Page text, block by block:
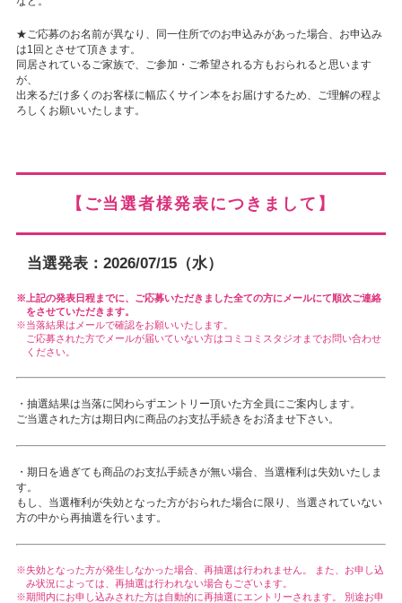
★ご応募のお名前が異なり、同一住所でのお申込みがあった場合、お申込み
は1回とさせて頂きます。
同居されているご家族で、ご参加・ご希望される方もおられると思います
が、
出来るだけ多くのお客様に幅広くサイン本をお届けするため、ご理解の程よ
ろしくお願いいたします。
【ご当選者様発表につきまして】
当選発表：2026/07/15（水）
上記の発表日程までに、ご応募いただきました全ての方にメールにて順次ご連絡
をさせていただきます。
当落結果はメールで確認をお願いいたします。
ご応募された方でメールが届いていない方はコミコミスタジオまでお問い合わせ
ください。
・抽選結果は当落に関わらずエントリー頂いた方全員にご案内します。
ご当選された方は期日内に商品のお支払手続き をお済ませ下さい。
・期日を過ぎても商品のお支払手続きが無い場合、当選権利は失効いたしま
す。
もし、当選権利が失効となった方がおられた場合に限り、当選されていない
方の中から再抽選を行います。
失効となった方が発生しなかった場合、再抽選は行われません。 また、お申し込
み状況によっては、再抽選は行われない場合もございます。
期間内にお申し込みされた方は自動的に再抽選にエントリーされます。 別途お申